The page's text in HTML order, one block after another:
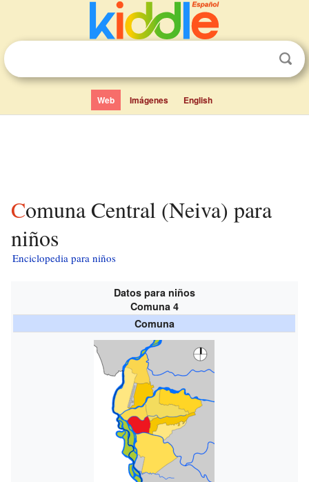
Web Imágenes English
Comuna Central (Neiva) para
niños
Enciclopedia para niños
Datos para niños
Comuna 4
Comuna